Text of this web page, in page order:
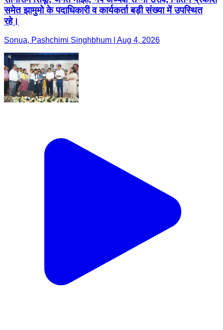
समेत झामुमो के पदाधिकारी व कार्यकर्ता बड़ी संख्या में उपस्थित
रहे।
Sonua, Pashchimi Singhbhum | Aug 4, 2026